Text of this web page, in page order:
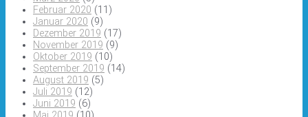
Februar 2020 (11)
Januar 2020 (9)
Dezember 2019 (17)
November 2019 (9)
Oktober 2019 (10)
September 2019 (14)
August 2019 (5)
Juli 2019 (12)
Juni 2019 (6)